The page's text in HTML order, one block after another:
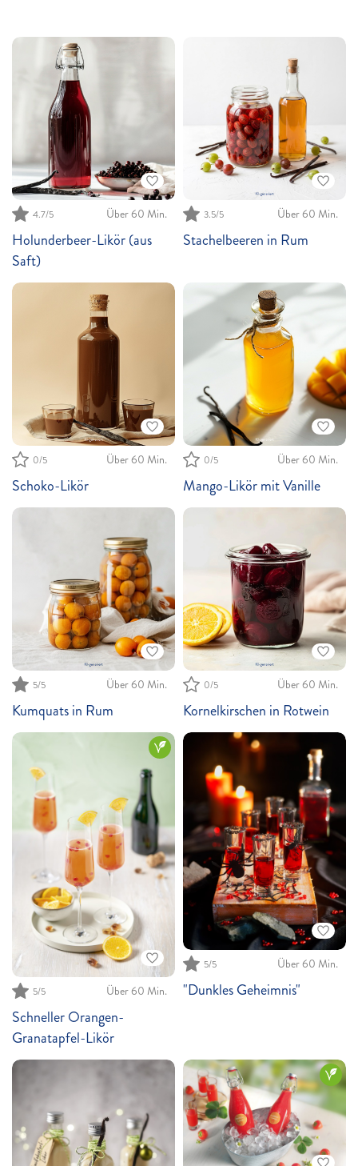
4.7/5 Über 60 Min.
Holunderbeer-Likör (aus
Saft)
3.5/5 Über 60 Min.
Stachelbeeren in Rum
0/5 Über 60 Min.
Schoko-Likör
0/5 Über 60 Min.
Mango-Likör mit Vanille
5/5 Über 60 Min.
Kumquats in Rum
0/5 Über 60 Min.
Kornelkirschen in Rotwein
5/5 Über 60 Min.
Schneller Orangen-
Granatapfel-Likör
5/5 Über 60 Min.
"Dunkles Geheimnis"